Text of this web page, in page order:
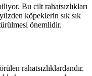
Bu cilt rahatsızlıkları
köpeklerin sık sık
önemlidir.
rahatsızlıklardandır.